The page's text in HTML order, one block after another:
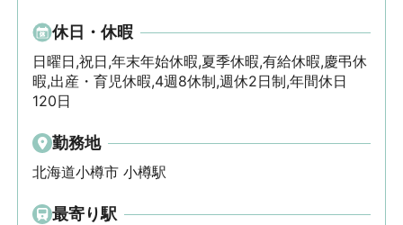
休日・休暇
日曜日,祝日,年末年始休暇,夏季休暇,有給休暇,慶弔休
暇,出産・育児休暇,4週8休制,週休2日制,年間休日
120日
勤務地
北海道小樽市 小樽駅
最寄り駅